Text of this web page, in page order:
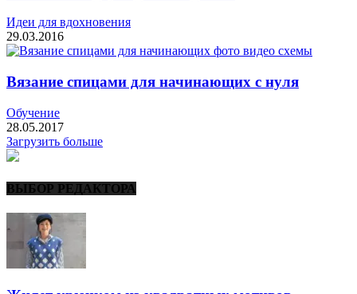
Идеи для вдохновения
29.03.2016
Вязание спицами для начинающих с нуля
Обучение
28.05.2017
Загрузить больше
ВЫБОР РЕДАКТОРА